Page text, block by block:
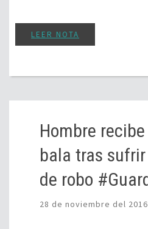
LEER NOTA
Hombre
bala tras
de robo
28 de noviembre del 2016